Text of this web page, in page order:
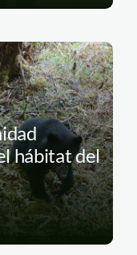
hábitat del